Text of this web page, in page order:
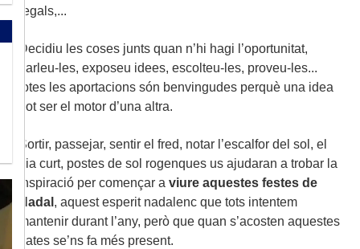
regals,...
Decidiu les coses junts quan n’hi hagi l’oportunitat,
parleu-les, exposeu idees, escolteu-les, proveu-les...
totes les aportacions són benvingudes perquè una idea
pot ser el motor d’una altra.
Sortir, passejar, sentir el fred, notar l’escalfor del sol, el
dia curt, postes de sol rogenques us ajudaran a trobar la
inspiració per començar a viure aquestes festes de
Nadal , aquest esperit nadalenc que tots intentem
mantenir durant l’any, però que quan s’acosten aquestes
dates se’ns fa més present.